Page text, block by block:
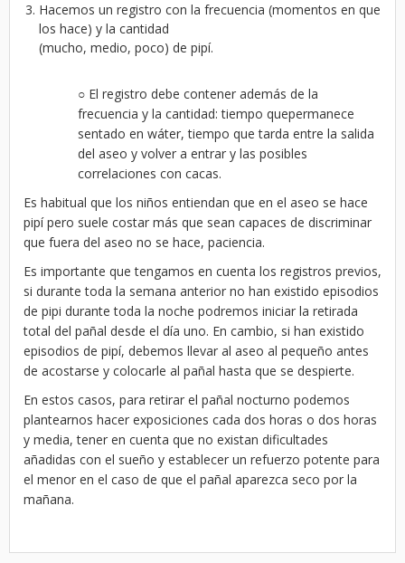
Hacemos un registro con la frecuencia (momentos en que
los hace) y la cantidad
(mucho, medio, poco) de pipí.
○ El registro debe contener además de la
frecuencia y la cantidad: tiempo quepermanece
sentado en wáter, tiempo que tarda entre la salida
del aseo y volver a entrar y las posibles
correlaciones con cacas.
Es habitual que los niños entiendan que en el aseo se hace
pipí pero suele costar más que sean capaces de discriminar
que fuera del aseo no se hace, paciencia.
Es importante que tengamos en cuenta los registros previos,
si durante toda la semana anterior no han existido episodios
de pipi durante toda la noche podremos iniciar la retirada
total del pañal desde el día uno. En cambio, si han existido
episodios de pipí, debemos llevar al aseo al pequeño antes
de acostarse y colocarle al pañal hasta que se despierte.
En estos casos, para retirar el pañal nocturno podemos
plantearnos hacer exposiciones cada dos horas o dos horas
y media, tener en cuenta que no existan dificultades
añadidas con el sueño y establecer un refuerzo potente para
el menor en el caso de que el pañal aparezca seco por la
mañana.